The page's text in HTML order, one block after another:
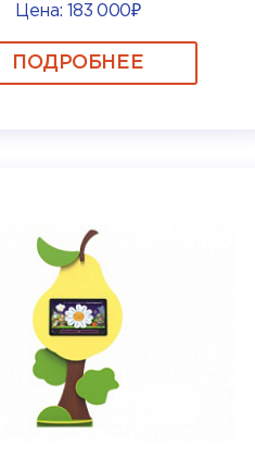
Цена: 183 000₽
ПОДРОБНЕЕ